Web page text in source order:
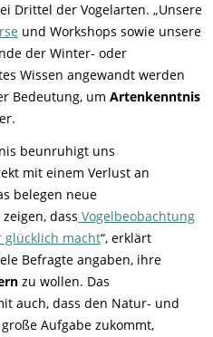
Drittel der Vogelarten. „Unsere
und Workshops sowie unsere
der Winter- oder
Wissen angewandt werden
Bedeutung, um Artenkenntnis
beunruhigt uns
mit einem Verlust an
belegen neue
dass Vogelbeobachtung
glücklich macht“, erklärt
Befragte angaben, ihre
zu wollen. Das
auch, dass den Natur- und
Aufgabe zukommt,